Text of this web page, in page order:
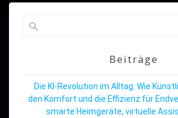
Beiträge
Die KI-Revolution im Alltag: Wie
den Komfort und die Effizienz für
smarte Heimgeräte, virtuelle